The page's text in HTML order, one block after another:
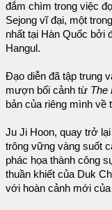
đắm chìm trong việc
Sejong vĩ đại, một
nhất tại Hàn Quốc bởi
Hangul.
Đạo diễn đã tập trung
mượn bối cảnh từ The
bản của riêng mình về
Ju Ji Hoon, quay trở
trông vững vàng suốt
phác họa thành công
thuần khiết của Duk
với hoàn cảnh mới của